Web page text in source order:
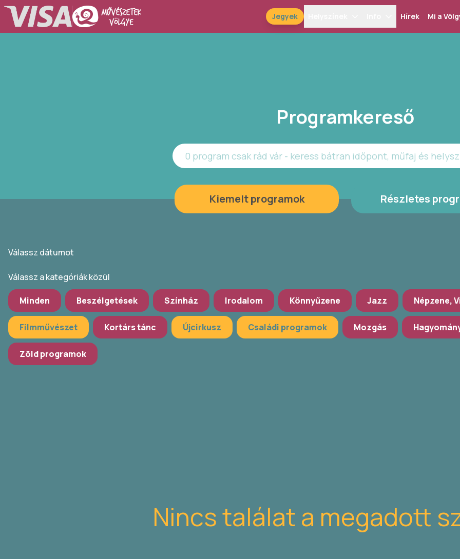
Jegyek Hírek Mi a
Programkereső
0 program csak rád vár - keress bátran időpont, műfaj és
Kiemelt programok Részletes
Válassz dátumot
Válassz a kategóriák közül
Minden Beszélgetések Színház Irodalom Könnyűzene Jazz Népzene,
Filmművészet Kortárs tánc Újcirkusz Családi programok Mozgás
Zöld programok
Nincs találat a megadott